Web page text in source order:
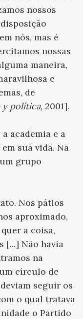
nossos
nós, mas é
nossas
maneira,
e
de
y política, 2001].
academia e a
sua vida. Na
grupo
Nos pátios
aproximado,
a coisa,
[...] Não havia
na
círculo de
seguir os
o qual tratava
o Partido